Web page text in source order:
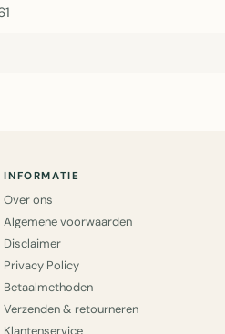
INFORMATIE
Over ons
Algemene voorwaarden
Disclaimer
Privacy Policy
Betaalmethoden
Verzenden & retourneren
Klantenservice